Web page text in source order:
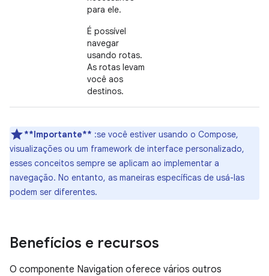
para ele.
É possível
navegar
usando rotas.
As rotas levam
você aos
destinos.
**Importante** :se você estiver usando o Compose,
visualizações ou um framework de interface personalizado,
esses conceitos sempre se aplicam ao implementar a
navegação. No entanto, as maneiras específicas de usá-las
podem ser diferentes.
Benefícios e recursos
O componente Navigation oferece vários outros